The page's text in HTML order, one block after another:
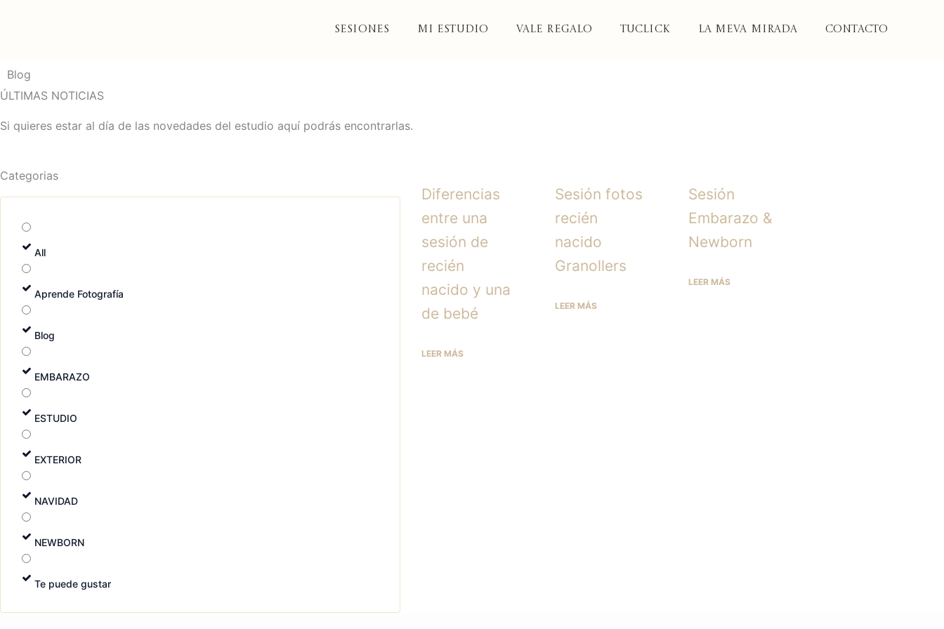
Sesiones Mi Estudio Vale Regalo TuClick LA MEVA MIRADA Contacto
Blog
ÚLTIMAS NOTICIAS
Si quieres estar al día de las novedades del estudio aquí podrás encontrarlas.
Categorias
All
Aprende Fotografía
Blog
EMBARAZO
ESTUDIO
EXTERIOR
NAVIDAD
NEWBORN
Te puede gustar
Diferencias
entre una
sesión de
recién
nacido y una
de bebé
LEER MÁS
Sesión fotos
recién
nacido
Granollers
LEER MÁS
Sesión
Embarazo &
Newborn
LEER MÁS